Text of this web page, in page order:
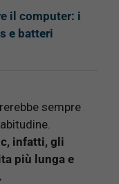
il computer: i
e batteri
sempre
infatti, gli
più lunga e